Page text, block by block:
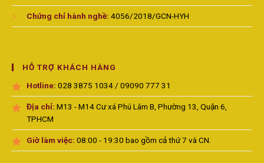
Chứng chỉ hành nghề: 4056/2018/GCN-HYH
HỖ TRỢ KHÁCH HÀNG
Hotline: 028 3875 1034 / 09090 777 31
Địa chỉ: M13 - M14 Cư xá Phú Lâm B, Phường 13, Quận 6,
TPHCM
Giờ làm việc: 08:00 - 19:30 bao gồm cả thứ 7 và CN.